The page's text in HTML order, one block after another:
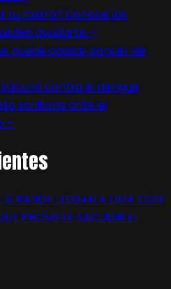
tu rostro? Conoce los
ayudarte –
puede causar cáncer de
contra el dengue
sanitaria ante el
–
& RANDY LLEGAN A LIMA CON
PROMETE SACUDIR EL